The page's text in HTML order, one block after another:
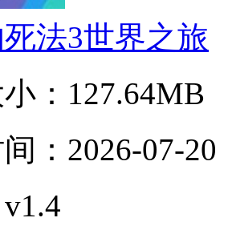
法3世界之旅
： 127.64MB
： 2026-07-20